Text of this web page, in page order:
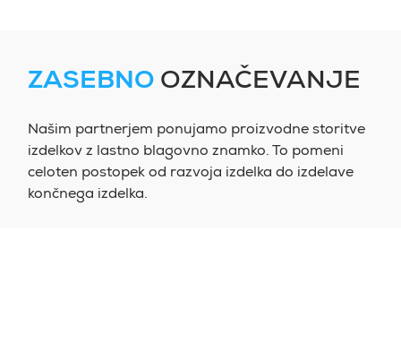
Našim partnerjem ponujamo proizvodne storitve
izdelkov z lastno blagovno znamko. To pomeni
celoten postopek od razvoja izdelka do izdelave